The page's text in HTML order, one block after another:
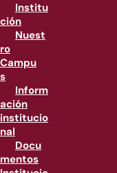
Institu
ción
Nuest
ro
Campu
s
Inform
ación
institucio
nal
Docu
mentos